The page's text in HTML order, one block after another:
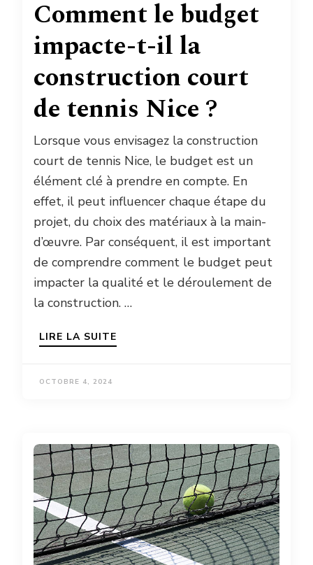
Comment le budget
impacte-t-il la
construction court
de tennis Nice ?
Lorsque vous envisagez la construction
court de tennis Nice, le budget est un
élément clé à prendre en compte. En
effet, il peut influencer chaque étape du
projet, du choix des matériaux à la main-
d’œuvre. Par conséquent, il est important
de comprendre comment le budget peut
impacter la qualité et le déroulement de
la construction. …
LIRE LA SUITE
OCTOBRE 4, 2024